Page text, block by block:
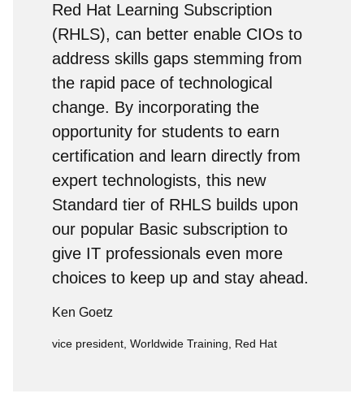
Red Hat Learning Subscription
(RHLS), can better enable CIOs to
address skills gaps stemming from
the rapid pace of technological
change. By incorporating the
opportunity for students to earn
certification and learn directly from
expert technologists, this new
Standard tier of RHLS builds upon
our popular Basic subscription to
give IT professionals even more
choices to keep up and stay ahead.
Ken Goetz
vice president, Worldwide Training, Red Hat